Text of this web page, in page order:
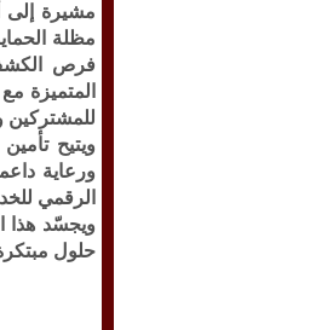
مشيرة إلى
مظلة
فرص
المتميزة
للمشتركين
ويتيح
ورعاية
الرقمي
ويجسّد هذا
حلول